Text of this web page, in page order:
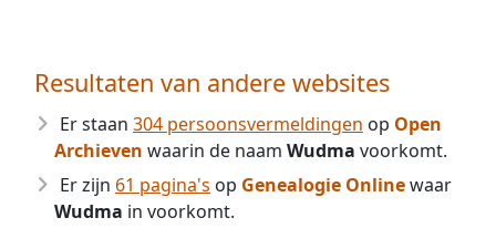
Resultaten van andere websites
Er staan 304 persoonsvermeldingen op Open
Archieven waarin de naam Wudma voorkomt.
Er zijn 61 pagina's op Genealogie Onlinewaar
Wudma in voorkomt.